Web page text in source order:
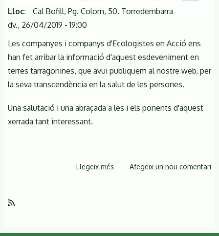
Lloc
Cal Bofill, Pg. Colom, 50. Torredembarra
dv., 26/04/2019 - 19:00
Les companyes i companys d'Ecologistes en Acció ens
han fet arribar la informació d'aquest esdeveniment en
terres tarragonines, que avui publiquem al nostre web, per
la seva transcendència en la salut de les persones.
Una salutació i una abraçada a les i els ponents d'aquest
xerrada tant interessant.
Llegeix més sobreAfegeix un nou comentari